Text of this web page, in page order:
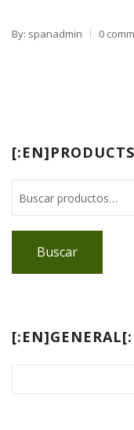
By: spanadmin 0
Buscar